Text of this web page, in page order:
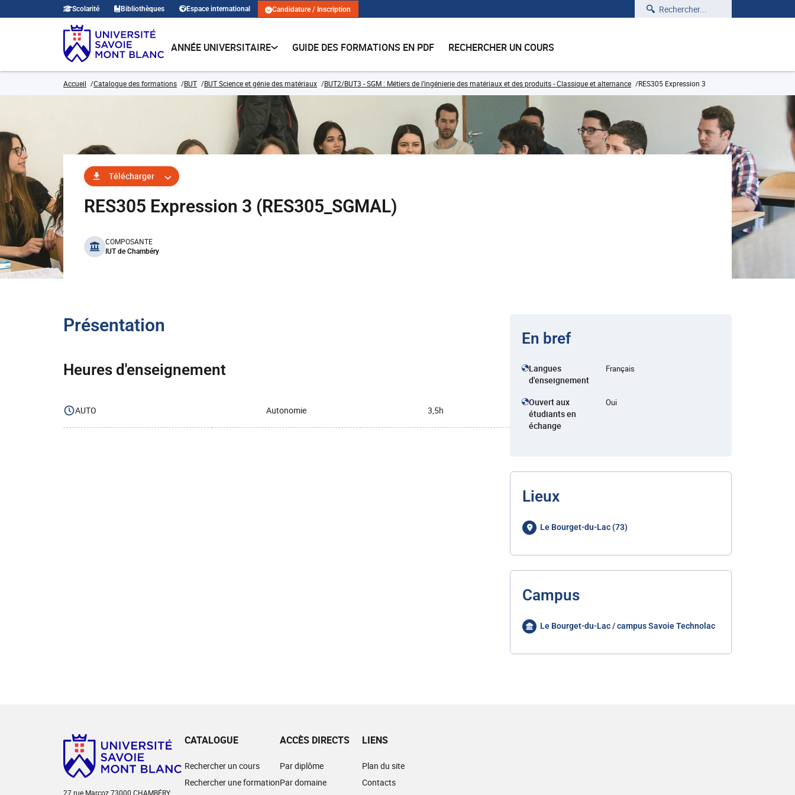
Scolarité Bibliothèques Espace international Candidature / Inscription Rechercher
ANNÉE UNIVERSITAIRE GUIDE DES FORMATIONS EN PDF RECHERCHER UN COURS
Accueil Catalogue des formations BUT BUT Science et génie des matériaux BUT2/BUT3 - SGM : Métiers de l’ingénierie des matériaux et des produits - Classique et alternance RES305 Expression 3
Télécharger
RES305 Expression 3 (RES305_SGMAL)
benefits
COMPOSANTE
IUT de Chambéry
Présentation
Heures d'enseignement
AUTO Autonomie 3,5h
En bref
Langues
d'enseignement
Français
Ouvert aux
étudiants en
échange
Oui
Lieux
Le Bourget-du-Lac (73)
Campus
Le Bourget-du-Lac / campus Savoie Technolac
27 rue Marcoz 73000 CHAMBÉRY
CATALOGUE
Rechercher un cours
Rechercher une formation
ACCÈS DIRECTS
Par diplôme
Par domaine
LIENS
Plan du site
Contacts